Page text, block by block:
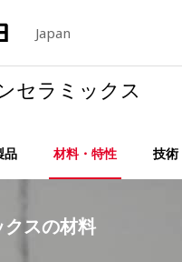
Japan
セラミックス
品 材料・特性 技術
クスの材料